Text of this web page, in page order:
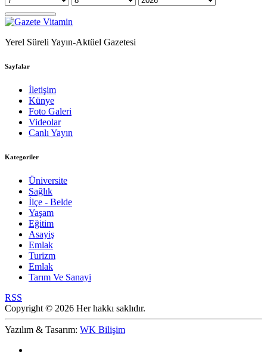
Yerel Süreli Yayın-Aktüel Gazetesi
Sayfalar
İletişim
Künye
Foto Galeri
Videolar
Canlı Yayın
Kategoriler
Üniversite
Sağlık
İlçe - Belde
Yaşam
Eğitim
Asayiş
Emlak
Turizm
Emlak
Tarım Ve Sanayi
RSS
Copyright © 2026 Her hakkı saklıdır.
Yazılım & Tasarım: WK Bilişim